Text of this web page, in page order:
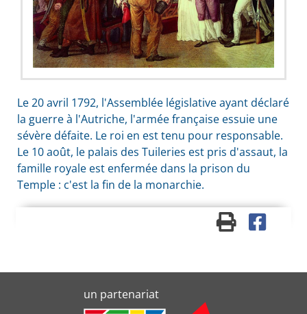
Le 20 avril 1792, l'Assemblée législative ayant déclaré
la guerre à l'Autriche, l'armée française essuie une
sévère défaite. Le roi en est tenu pour responsable.
Le 10 août, le palais des Tuileries est pris d'assaut, la
famille royale est enfermée dans la prison du
Temple : c'est la fin de la monarchie.
un partenariat